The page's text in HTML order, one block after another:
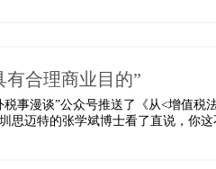
有合理商业目的”
税事漫谈”公众号推送了《从<增值
思迈特的张学斌博士看了直说，你